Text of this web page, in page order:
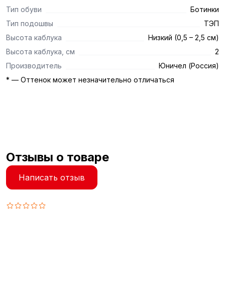
Тип обуви
Ботинки
Тип подошвы
ТЭП
Высота каблука
Низкий (0,5 – 2,5 см)
Высота каблука, см
2
Производитель
Юничел (Россия)
* — Оттенок может незначительно отличаться
Отзывы о товаре
Написать отзыв